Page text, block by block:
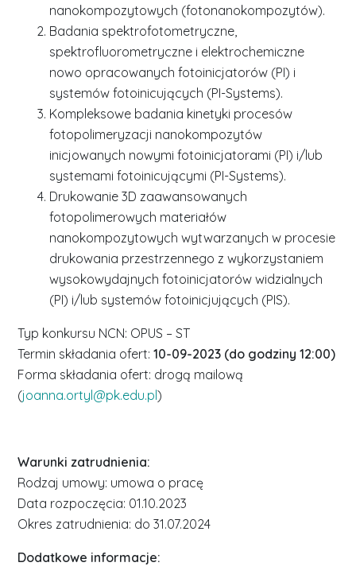
nanokompozytowych (fotonanokompozytów).
Badania spektrofotometryczne,
spektrofluorometryczne i elektrochemiczne
nowo opracowanych fotoinicjatorów (PI) i
systemów fotoinicujących (PI-Systems).
Kompleksowe badania kinetyki procesów
fotopolimeryzacji nanokompozytów
inicjowanych nowymi fotoinicjatorami (PI) i/lub
systemami fotoinicującymi (PI-Systems).
Drukowanie 3D zaawansowanych
fotopolimerowych materiałów
nanokompozytowych wytwarzanych w procesie
drukowania przestrzennego z wykorzystaniem
wysokowydajnych fotoinicjatorów widzialnych
(PI) i/lub systemów fotoinicjujących (PIS).
Typ konkursu NCN: OPUS – ST
Termin składania ofert:10-09-2023 (do godziny 12:00)
Forma składania ofert: drogą mailową
(joanna.ortyl@pk.edu.pl)
Warunki zatrudnienia:
Rodzaj umowy: umowa o pracę
Data rozpoczęcia: 01.10.2023
Okres zatrudnienia: do 31.07.2024
Dodatkowe informacje: